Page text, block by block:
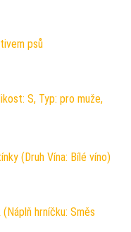
psů
S, Typ: pro muže,
(Druh Vína: Bílé víno)
hrníčku: Směs